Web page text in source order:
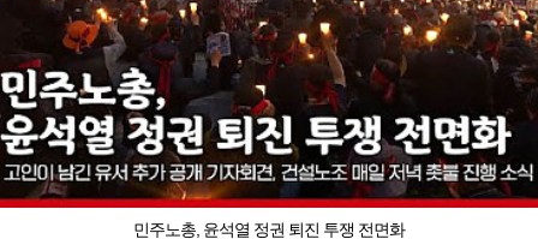
민주노총, 윤석열 정권 퇴진 투쟁 전면화